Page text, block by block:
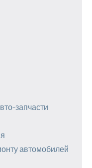
запчасти
автомобилей